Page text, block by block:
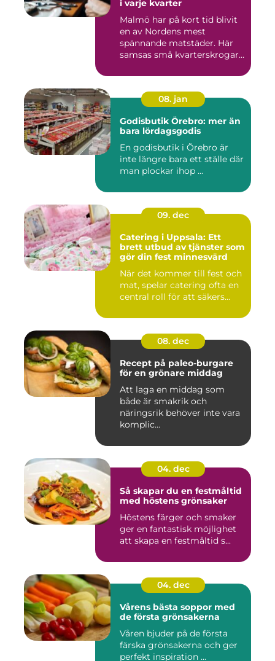
i varje kvarter
Malmö har på kort tid blivit
en av Nordens mest
spännande matstäder. Här
samsas små kvarterskrogar
08. jan
Godisbutik Örebro: mer än
bara lördagsgodis
En godisbutik i Örebro är
inte längre bara ett ställe där
man plockar ihop ...
09. dec
Catering i Uppsala: Ett
brett utbud av tjänster som
gör din fest minnesvärd
När det kommer till fest och
mat, spelar catering ofta en
central roll för att säkers...
08. dec
Recept på paleo-burgare
för en grönare middag
Att laga en middag som
både är smakrik och
näringsrik behöver inte vara
komplic...
04. dec
Så skapar du en festmåltid
med höstens grönsaker
Höstens färger och smaker
ger en fantastisk möjlighet
att skapa en festmåltid s...
04. dec
Vårens bästa soppor med
de första grönsakerna
Våren bjuder på de första
färska grönsakerna och ger
perfekt inspiration ...